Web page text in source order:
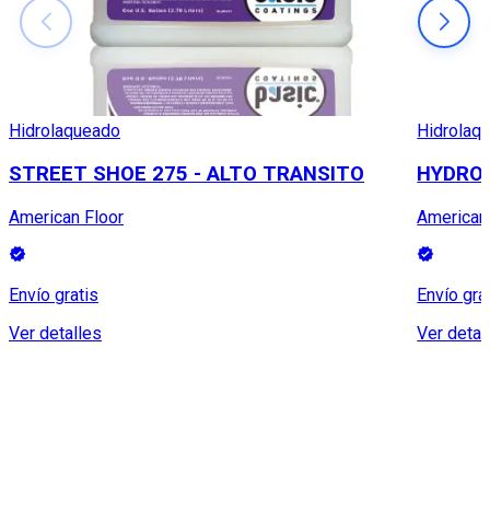
Hidrolaqueado
STREET SHOE 275 - ALTO TRANSITO
American Floor
Envío gratis
Ver detalles
Envío
Ver